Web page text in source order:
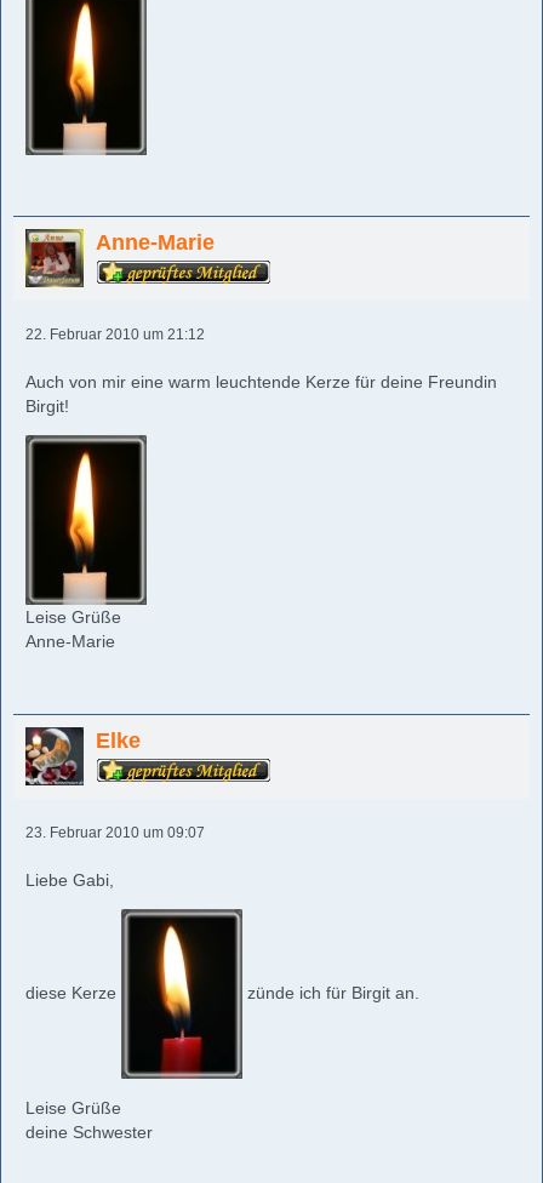
Anne-Marie
22. Februar 2010 um 21:12
Auch von mir eine warm leuchtende Kerze für deine Freundin
Birgit!
Leise Grüße
Anne-Marie
Elke
23. Februar 2010 um 09:07
Liebe Gabi,
diese Kerze zünde ich für Birgit an.
Leise Grüße
deine Schwester